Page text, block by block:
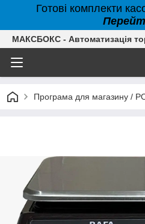
Готові комплекти
МАКСБОКС - Автоматизація
Програма для магазину /